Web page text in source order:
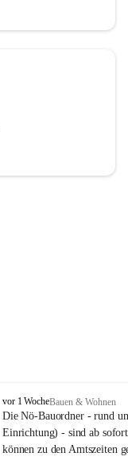
P
r
i
g
vor 1 WocheBauen & Wohnen
Die Nö-Bauordner - rund
Einrichtung) - sind ab
können zu den Amtszeiten